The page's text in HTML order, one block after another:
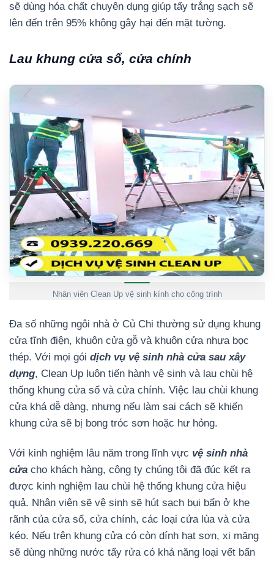
sẽ dùng hóa chất chuyên dụng giúp tẩy trắng sạch sẽ
lên đến trên 95% không gây hại đến mặt tường.
Lau khung cửa sổ, cửa chính
Nhân viên Clean Up vệ sinh kính cho công trình
Đa số những ngôi nhà ở Củ Chi thường sử dụng khung
cửa tĩnh điện, khuôn cửa gỗ và khuôn cửa nhựa bọc
thép. Với mọi gói dịch vụ vệ sinh nhà cửa sau xây
dựng, Clean Up luôn tiến hành vệ sinh và lau chùi hệ
thống khung cửa sổ và cửa chính. Việc lau chùi khung
cửa khá dễ dàng, nhưng nếu làm sai cách sẽ khiến
khung cửa sẽ bị bong tróc sơn hoặc hư hỏng.
Với kinh nghiệm lâu năm trong lĩnh vực vệ sinh nhà
cửa cho khách hàng, công ty chúng tôi đã đúc kết ra
được kinh nghiệm lau chùi hệ thống khung cửa hiệu
quả. Nhân viên sẽ vệ sinh sẽ hút sạch bụi bẩn ở khe
rãnh của cửa sổ, cửa chính, các loại cửa lùa và cửa
kéo. Nếu trên khung cửa có còn dính hạt sơn, xi măng
sẽ dùng những nước tẩy rửa có khả năng loại vết bẩn